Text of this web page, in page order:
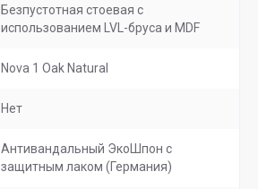
Безпустотная стоевая с
использованием LVL-бруса и MDF
Nova 1 Oak Natural
Нет
Антивандальный ЭкоШпон с
защитным лаком (Германия)